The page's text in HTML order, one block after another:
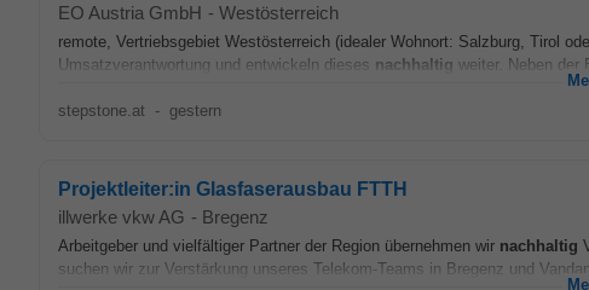
EO Austria GmbH - Westösterreich
remote, Vertriebsgebiet Westösterreich (idealer Wohnort: Salzburg, Tirol
Umsatzverantwortung und entwickeln dieses nachhaltig weiter. Neben der
stepstone.at - gestern
Projektleiter:in Glasfaserausbau FTTH
illwerke vkw AG - Bregenz
Arbeitgeber und vielfältiger Partner der Region übernehmen wir nachhaltig
suchen wir zur Verstärkung unseres Telekom-Teams in Bregenz und